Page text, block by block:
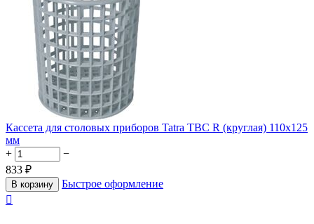
Кассета для столовых приборов Tatra TBC R (круглая) 110х125
мм
+
−
833 ₽
В корзину
Быстрое оформление
